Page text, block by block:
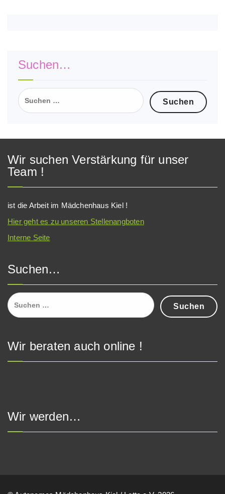
Suchen…
Suchen
nach:
Wir suchen Verstärkung für unser
Team !
ist die Arbeit im Mädchenhaus Kiel !
Hier geht es zu unseren Stellenangboten
Interne Seite
Suchen…
Suchen
nach:
Wir beraten auch online !
Wir werden…